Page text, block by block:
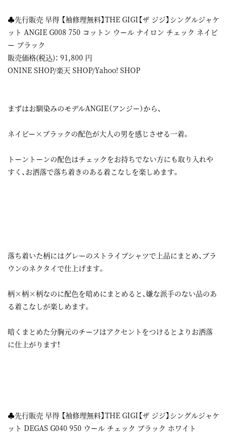
♣先行販売 早得 【袖修理無料】THE GIGI【ザ ジジ】シングルジャケ
ット ANGIE G008 750 コットン ウール ナイロン チェック ネイビ
ー ブラック
販売価格(税込)： 91,800 円
ONINE SHOP/楽天 SHOP/Yahoo! SHOP
まずはお馴染みのモデルANGIE（アンジー）から、
ネイビー×ブラックの配色が大人の男を感じさせる一着。
トーントーンの配色はチェックをお持ちでない方にも取り入れや
すく、お洒落で落ち着きのある着こなしを楽しめます。
落ち着いた柄にはグレーのストライプシャツで上品にまとめ、ブラ
ウンのネクタイで仕上げます。
柄×柄×柄なのに配色を暗めにまとめると、嫌な派手のない品のあ
る着こなしが楽しめます。
暗くまとめた分胸元のチーフはアクセントをつけるとよりお洒落
に仕上がります！
♣先行販売 早得 【袖修理無料】THE GIGI【ザ ジジ】シングルジャケ
ット DEGAS G040 950 ウール チェック ブラック ホワイト